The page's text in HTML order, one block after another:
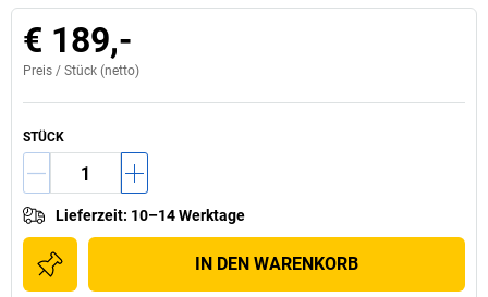
€ 189,-
Preis / Stück (netto)
STÜCK
Lieferzeit: 10–14 Werktage
IN DEN WARENKORB